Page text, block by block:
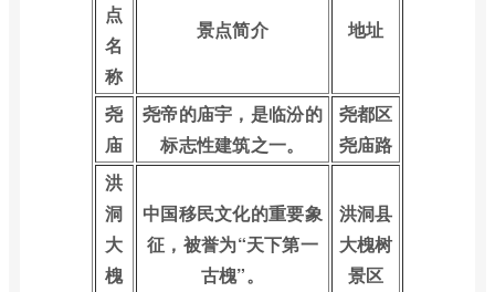
点
名
称
景点简介 地址
尧
庙
尧帝的庙宇，是临汾的
标志性建筑之一。
尧都区
尧庙路
洪
洞
大
槐
中国移民文化的重要象
征，被誉为“天下第一
古槐”。
洪洞县
大槐树
景区